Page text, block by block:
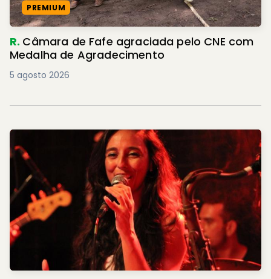
PREMIUM
R. Câmara de Fafe agraciada pelo CNE com
Medalha de Agradecimento
5 agosto 2026